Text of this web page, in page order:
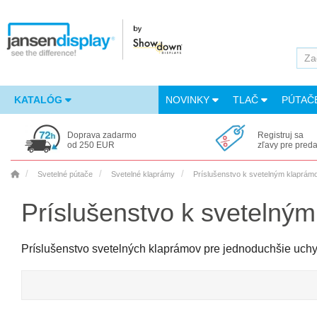
KATALÓG NOVINKY TLAČ
Doprava zadarmo
od 250 EUR
Registruj sa
zľavy pre
Svetelné pútače Svetelné klaprámy Príslušenstvo k svetelným
Príslušenstvo k
Príslušenstvo svetelných klaprámov pre jednoduchšie